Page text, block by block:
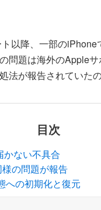
以降、一部の
問題は海外のApple
が報告されていたの
目次
かない不具合
の問題が報告
への初期化と復元